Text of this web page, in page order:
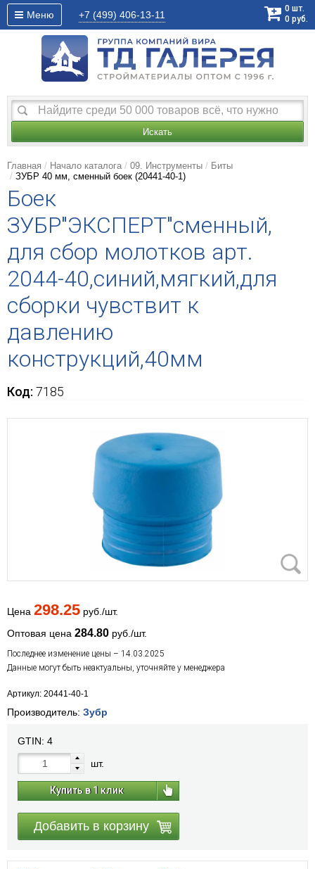
Меню +7 (499) 406-13-11
0 шт.
0 руб.
Искать
Главная Начало каталога 09. Инструменты
Биты
ЗУБР 40 мм, сменный боек (20441-40-1)
Боек
ЗУБР"ЭКСПЕРТ"сменный,
для сбор молотков арт.
2044-40,синий,мягкий,для
сборки чувствит к
давлению
конструкций,40мм
Код: 7185
Цена 298.25 руб./шт.
Оптовая цена 284.80 руб./шт.
Последнее изменение цены – 14.03.2025
Данные могут быть неактуальны, уточняйте у менеджера
Артикул: 20441-40-1
Производитель: Зубр
GTIN: 4
шт.
Купить в 1 клик
Добавить в корзину